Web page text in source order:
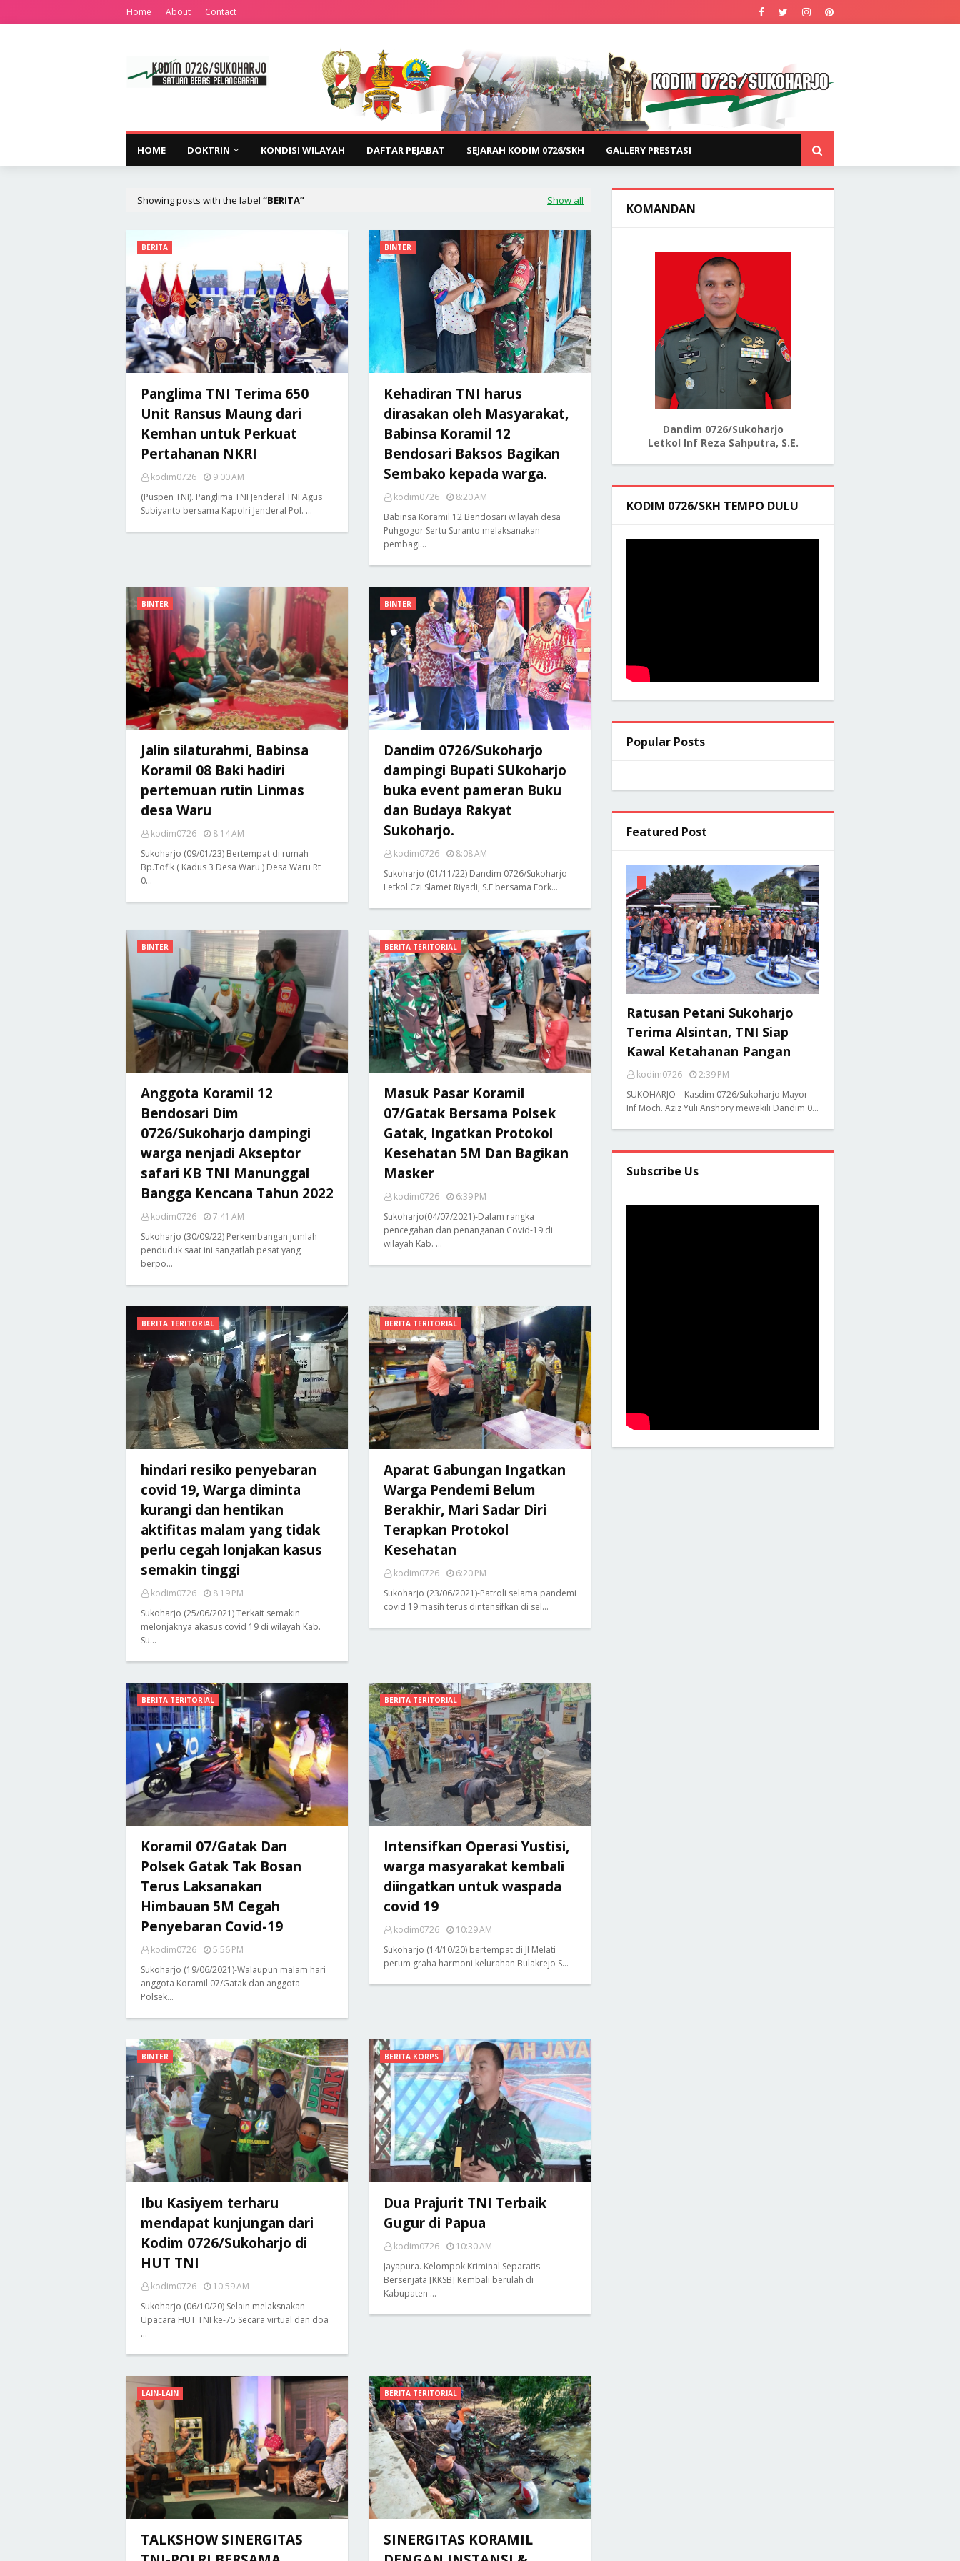
Home About Contact
HOME DOKTRIN KONDISI WILAYAH DAFTAR PEJABAT SEJARAH KODIM 0726/SKH GALLERY PRESTASI
Showing posts with the label BERITA Show all
BERITA
Panglima TNI Terima 650
Unit Ransus Maung dari
Kemhan untuk Perkuat
Pertahanan NKRI
kodim0726
9:00 AM
(Puspen TNI). Panglima TNI Jenderal TNI Agus
Subiyanto bersama Kapolri Jenderal Pol. …
BINTER
Kehadiran TNI harus
dirasakan oleh Masyarakat,
Babinsa Koramil 12
Bendosari Baksos Bagikan
Sembako kepada warga.
kodim0726
8:20 AM
Babinsa Koramil 12 Bendosari wilayah desa
Puhgogor Sertu Suranto melaksanakan
pembagi…
BINTER
Jalin silaturahmi, Babinsa
Koramil 08 Baki hadiri
pertemuan rutin Linmas
desa Waru
kodim0726
8:14 AM
Sukoharjo (09/01/23) Bertempat di rumah
Bp.Tofik ( Kadus 3 Desa Waru ) Desa Waru Rt
0…
BINTER
Dandim 0726/Sukoharjo
dampingi Bupati SUkoharjo
buka event pameran Buku
dan Budaya Rakyat
Sukoharjo.
kodim0726
8:08 AM
Sukoharjo (01/11/22) Dandim 0726/Sukoharjo
Letkol Czi Slamet Riyadi, S.E bersama Fork…
BINTER
Anggota Koramil 12
Bendosari Dim
0726/Sukoharjo dampingi
warga nenjadi Akseptor
safari KB TNI Manunggal
Bangga Kencana Tahun 2022
kodim0726
7:41 AM
Sukoharjo (30/09/22) Perkembangan jumlah
penduduk saat ini sangatlah pesat yang
berpo…
BERITA TERITORIAL
Masuk Pasar Koramil
07/Gatak Bersama Polsek
Gatak, Ingatkan Protokol
Kesehatan 5M Dan Bagikan
Masker
kodim0726
6:39 PM
Sukoharjo(04/07/2021)-Dalam rangka
pencegahan dan penanganan Covid-19 di
wilayah Kab. …
BERITA TERITORIAL
hindari resiko penyebaran
covid 19, Warga diminta
kurangi dan hentikan
aktifitas malam yang tidak
perlu cegah lonjakan kasus
semakin tinggi
kodim0726
8:19 PM
Sukoharjo (25/06/2021) Terkait semakin
melonjaknya akasus covid 19 di wilayah Kab.
Su…
BERITA TERITORIAL
Aparat Gabungan Ingatkan
Warga Pendemi Belum
Berakhir, Mari Sadar Diri
Terapkan Protokol
Kesehatan
kodim0726
6:20 PM
Sukoharjo (23/06/2021)-Patroli selama pandemi
covid 19 masih terus dintensifkan di sel…
BERITA TERITORIAL
Koramil 07/Gatak Dan
Polsek Gatak Tak Bosan
Terus Laksanakan
Himbauan 5M Cegah
Penyebaran Covid-19
kodim0726
5:56 PM
Sukoharjo (19/06/2021)-Walaupun malam hari
anggota Koramil 07/Gatak dan anggota
Polsek…
BERITA TERITORIAL
Intensifkan Operasi Yustisi,
warga masyarakat kembali
diingatkan untuk waspada
covid 19
kodim0726
10:29 AM
Sukoharjo (14/10/20) bertempat di Jl Melati
perum graha harmoni kelurahan Bulakrejo S…
BINTER
Ibu Kasiyem terharu
mendapat kunjungan dari
Kodim 0726/Sukoharjo di
HUT TNI
kodim0726
10:59 AM
Sukoharjo (06/10/20) Selain melaksnakan
Upacara HUT TNI ke-75 Secara virtual dan doa
…
BERITA KORPS
Dua Prajurit TNI Terbaik
Gugur di Papua
kodim0726
10:30 AM
Jayapura. Kelompok Kriminal Separatis
Bersenjata [KKSB] Kembali berulah di
Kabupaten …
LAIN-LAIN
TALKSHOW SINERGITAS
BERITA TERITORIAL
SINERGITAS KORAMIL
KOMANDAN
Dandim 0726/Sukoharjo
Letkol Inf Reza Sahputra, S.E.
KODIM 0726/SKH TEMPO DULU
Popular Posts
Featured Post
Ratusan Petani Sukoharjo
Terima Alsintan, TNI Siap
Kawal Ketahanan Pangan
kodim0726
2:39 PM
SUKOHARJO – Kasdim 0726/Sukoharjo Mayor
Inf Moch. Aziz Yuli Anshory mewakili Dandim 0…
Subscribe Us